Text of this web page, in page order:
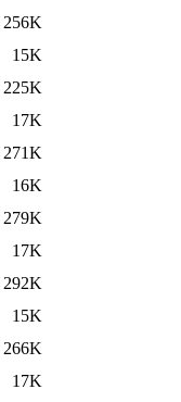
256K
15K
225K
17K
271K
16K
279K
17K
292K
15K
266K
17K